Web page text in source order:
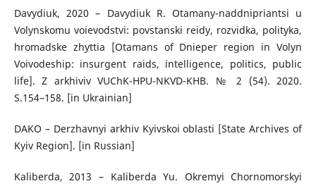
Davydiuk, 2020 – Davydiuk R. Otamany-naddnipriantsi u
Volynskomu voievodstvi: povstanski reidy, rozvidka, polityka,
hromadske zhyttia [Otamans of Dnieper region in Volyn
Voivodeship: insurgent raids, intelligence, politics, public
life]. Z arkhiviv VUChK-HPU-NKVD-KHB. № 2 (54). 2020.
S.154–158. [in Ukrainian]
DAKO – Derzhavnyi arkhiv Kyivskoi oblasti [State Archives of
Kyiv Region]. [in Russian]
Kaliberda, 2013 – Kaliberda Yu. Okremyi Chornomorskyi